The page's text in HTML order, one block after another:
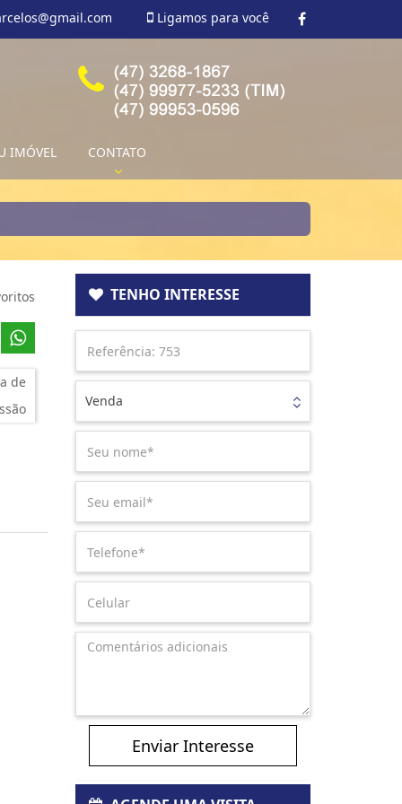
Ligamos para você
IMÓVEL CONTATO
de
TENHO INTERESSE
Venda
Enviar Interesse